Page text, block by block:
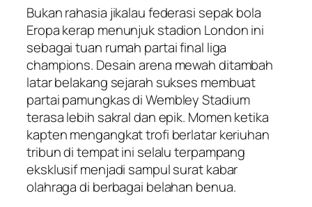
Bukan rahasia jikalau federasi sepak bola
Eropa kerap menunjuk stadion London ini
sebagai tuan rumah partai final liga
champions. Desain arena mewah ditambah
latar belakang sejarah sukses membuat
partai pamungkas di Wembley Stadium
terasa lebih sakral dan epik. Momen ketika
kapten mengangkat trofi berlatar keriuhan
tribun di tempat ini selalu terpampang
eksklusif menjadi sampul surat kabar
olahraga di berbagai belahan benua.